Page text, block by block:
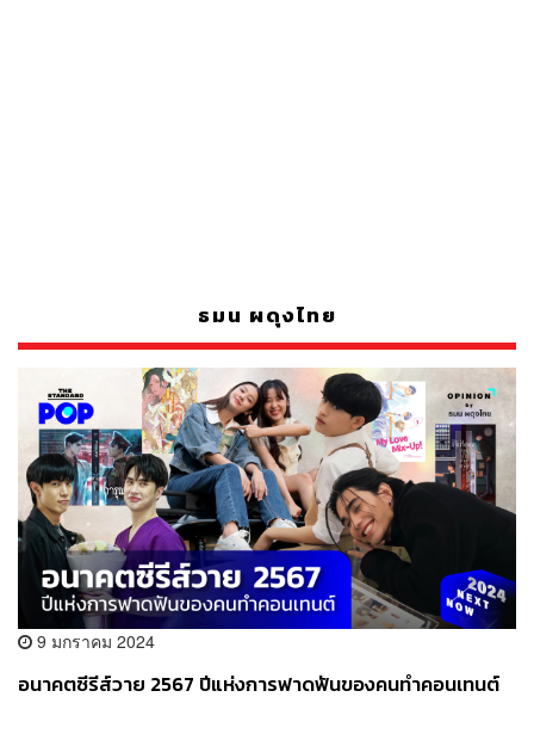
ธมน ผดุงไทย
9 มกราคม 2024
อนาคตซีรีส์วาย 2567 ปีแห่งการฟาดฟันของคนทำคอนเทนต์